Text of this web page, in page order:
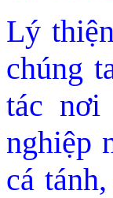
Lý
chúng
tác nơi
nghiệp
cá